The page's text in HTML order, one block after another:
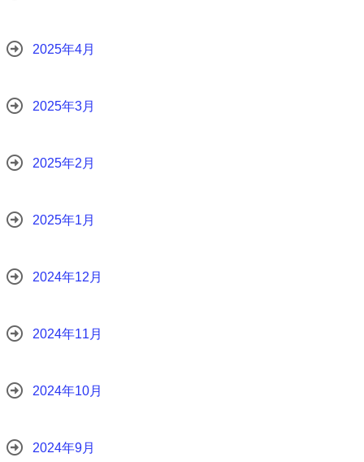
2025年4月
2025年3月
2025年2月
2025年1月
2024年12月
2024年11月
2024年10月
2024年9月